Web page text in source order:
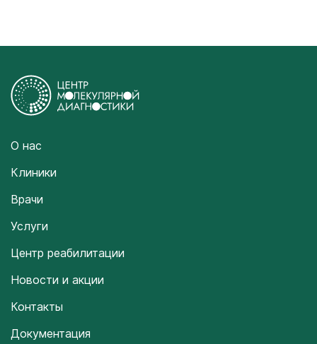
О нас
Клиники
Врачи
Услуги
Центр реабилитации
Новости и акции
Контакты
Документация